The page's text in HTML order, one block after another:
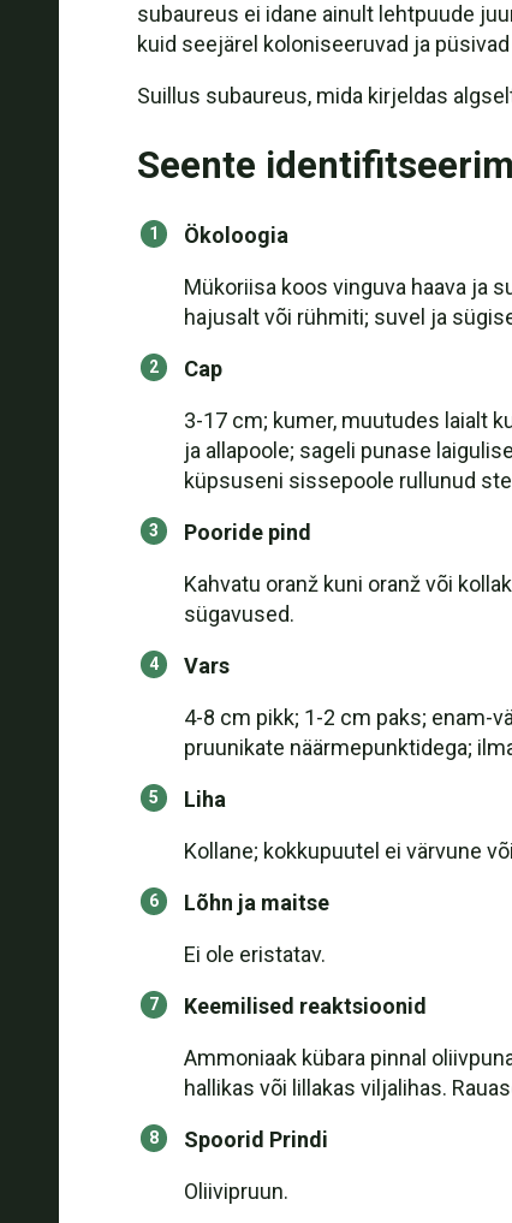
subaureus ei idane ainult lehtpuude
kuid seejärel koloniseeruvad ja
Suillus subaureus, mida kirjeldas
Seente
Ökoloogia
Mükoriisa koos vinguva haava ja
hajusalt või rühmiti; suvel ja
Cap
3-17 cm; kumer, muutudes laialt
ja allapoole; sageli punase
küpsuseni sissepoole rullunud
Pooride pind
Kahvatu oranž kuni oranž või
sügavused.
Vars
4-8 cm pikk; 1-2 cm paks; enam-
pruunikate näärmepunktidega;
Liha
Kollane; kokkupuutel ei värvune
Lõhn ja maitse
Ei ole eristatav.
Keemilised reaktsioonid
Ammoniaak kübara pinnal
hallikas või lillakas viljalihas.
Spoorid Prindi
Oliivipruun.